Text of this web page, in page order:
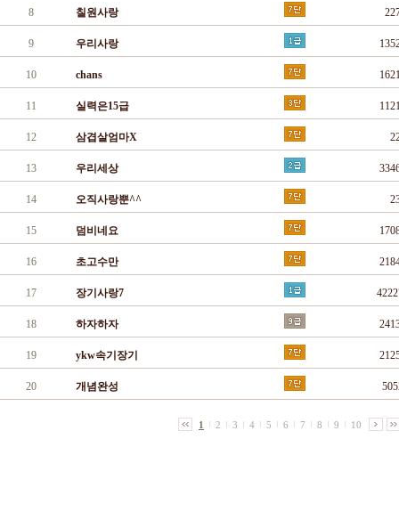
8 칠원사랑
9 우리사랑
10 chans
11 실력은15급
12 삼겹살엄마X
13 우리세상
14 오직사랑뿐^^
15 덤비네요
16 초고수만
17 장기사랑7
18 하자하자
19 ykw속기장기
20 개념완성
1 2 3 4 5 6 7 8 9 10